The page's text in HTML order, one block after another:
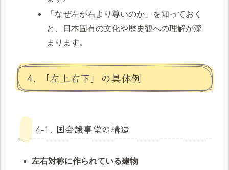
「なぜ左が右より尊いのか」を知っておく
と、日本固有の文化や歴史観への理解が深
まります。
4. 「左上右下」の具体例
4-1. 国会議事堂の構造
左右対称に作られている建物